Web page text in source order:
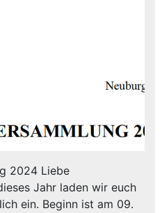
2024 Liebe
Jahr laden wir euch
ein. Beginn ist am 09.